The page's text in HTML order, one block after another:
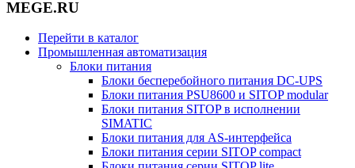
MEGE.RU
Перейти в каталог
Промышленная автоматизация
Блоки питания
Блоки бесперебойного питания DC-UPS
Блоки питания PSU8600 и SITOP modular
Блоки питания SITOP в исполнении
SIMATIC
Блоки питания для AS-интерфейса
Блоки питания серии SITOP compact